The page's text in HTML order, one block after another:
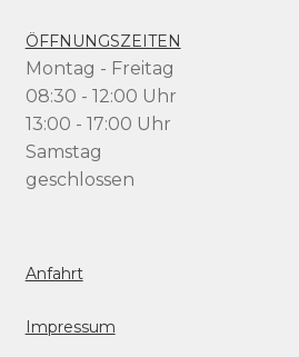
ÖFFNUNGSZEITEN
Montag - Freitag
08:30 - 12:00 Uhr
13:00 - 17:00 Uhr
Samstag
geschlossen
Anfahrt
Impressum